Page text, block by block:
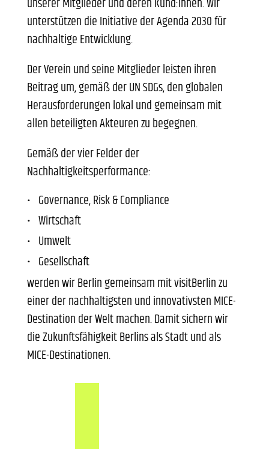
unserer Mitglieder und deren Kund:innen. Wir
unterstützen die Initiative der Agenda 2030 für
nachhaltige Entwicklung.
Der Verein und seine Mitglieder leisten ihren
Beitrag um, gemäß der UN SDGs, den globalen
Herausforderungen lokal und gemeinsam mit
allen beteiligten Akteuren zu begegnen.
Gemäß der vier Felder der
Nachhaltigkeitsperformance:
Governance, Risk & Compliance
Wirtschaft
Umwelt
Gesellschaft
werden wir Berlin gemeinsam mit visitBerlin zu
einer der nachhaltigsten und innovativsten MICE-
Destination der Welt machen. Damit sichern wir
die Zukunftsfähigkeit Berlins als Stadt und als
MICE-Destinationen.